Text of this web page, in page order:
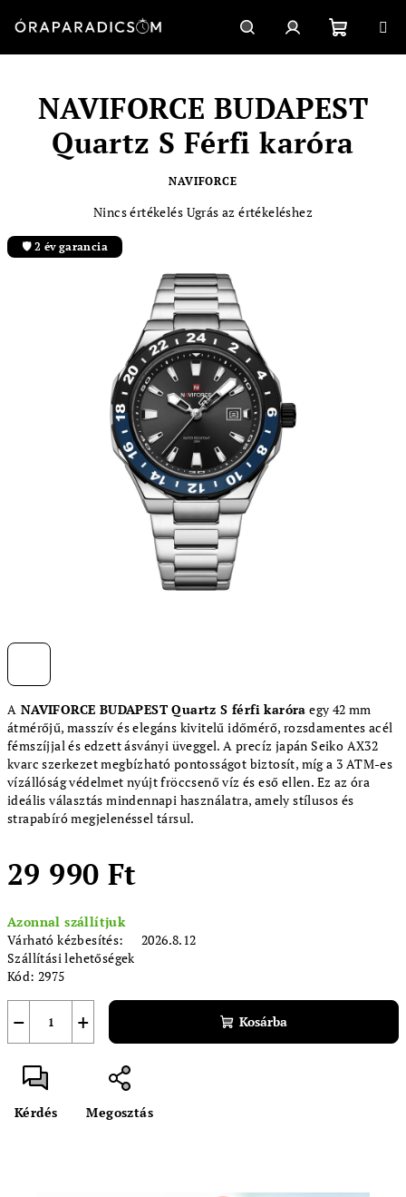
KeresésBejelentkezés
Kosár
A NAVIFORCE BUDAPEST Quartz S férfi karóra egy 42 mm
átmérőjű, masszív és elegáns kivitelű időmérő, rozsdamentes acél
fémszíjjal és edzett ásványi üveggel. A precíz japán Seiko AX32
kvarc szerkezet megbízható pontosságot biztosít, míg a 3 ATM-es
vízállóság védelmet nyújt fröccsenő víz és eső ellen. Ez az óra
ideális választás mindennapi használatra, amely stílusos és
strapabíró megjelenéssel társul.
29 990 Ft
Azonnal szállítjuk
Várható kézbesítés:
2026.8.12
Szállítási lehetőségek
Kód: 2975
+
− Kosárba
Kérdés Megosztás
NAVIFORCE BUDAPEST
Quartz S Férfi karóra
NAVIFORCE
A
átlagos
Nincs értékelés Ugrás az értékeléshez
🛡️ 2 év garancia